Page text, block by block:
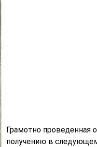
Грамотно проведенная
получению в